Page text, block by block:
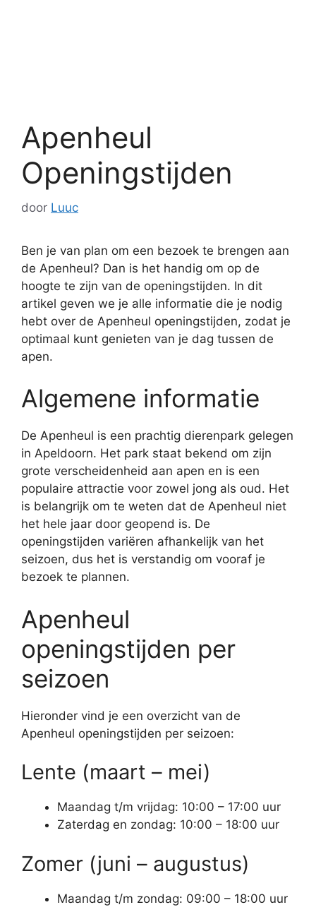
Apenheul
Openingstijden
door Luuc
Ben je van plan om een bezoek te brengen aan
de Apenheul? Dan is het handig om op de
hoogte te zijn van de openingstijden. In dit
artikel geven we je alle informatie die je nodig
hebt over de Apenheul openingstijden, zodat je
optimaal kunt genieten van je dag tussen de
apen.
Algemene informatie
De Apenheul is een prachtig dierenpark gelegen
in Apeldoorn. Het park staat bekend om zijn
grote verscheidenheid aan apen en is een
populaire attractie voor zowel jong als oud. Het
is belangrijk om te weten dat de Apenheul niet
het hele jaar door geopend is. De
openingstijden variëren afhankelijk van het
seizoen, dus het is verstandig om vooraf je
bezoek te plannen.
Apenheul
openingstijden per
seizoen
Hieronder vind je een overzicht van de
Apenheul openingstijden per seizoen:
Lente (maart – mei)
Maandag t/m vrijdag: 10:00 – 17:00 uur
Zaterdag en zondag: 10:00 – 18:00 uur
Zomer (juni – augustus)
Maandag t/m zondag: 09:00 – 18:00 uur